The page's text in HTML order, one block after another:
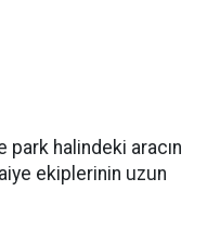
park halindeki aracın
ekiplerinin uzun